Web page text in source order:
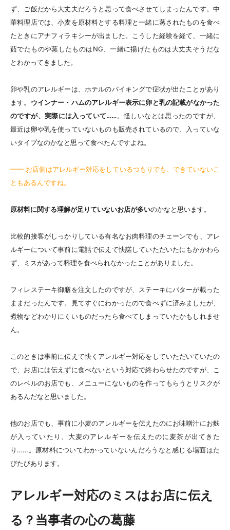
ず、ご飯だから大丈夫だろうと思って食べさせてしまったんです。中
華料理店では、小麦を原材料とする料理と一緒に蒸されたものを食べ
たときにアナフィラキシーが出ました。こうした経験を経て、一緒に
茹でたものや蒸したものはNG、一緒に揚げたものは大丈夫そうだな
とわかってきました。
卵や乳のアレルギーは、ホテルのバイキングで症状が出たことがあり
ます。 ウインナー・ハムのアレルギー表示に卵と乳の記載がなかった
のですが、実際には入っていて……。怪しいなとは思ったのですが、
最近は卵や乳を使っていないものも販売されているので、入っていな
いタイプなのかなと思って食べたんですよね。
━━ お店側はアレルギー対応をしているつもりでも、できていないこ
ともあるんですね。
原材料に関する理解が足りていないお店が多いのかなと思います。
比較的接客がしっかりしている有名なお肉料理のチェーンでも、アレ
ルギーについて事前に電話で伝えて快諾していただいたにもかかわら
ず、ミスがあって料理を食べられなかったことがありました。
フィレステーキ御膳を注文したのですが、ステーキにバターが載った
ままだったんです。見てすぐにわかったので食べずに済みましたが、
煮物などわかりにくいものだったら食べてしまっていたかもしれませ
ん。
このときは事前に伝えて快くアレルギー対応をしていただいていたの
で、お店には伝えずに食べないという対応で終わらせたのですが、こ
のレベルのお店でも、メニューにないものを作ってもらうとリスクが
あるんだなと思いました。
他のお店でも、事前に小麦のアレルギーを伝えたのにお味噌汁にお麩
が入っていたり、大麦のアレルギーを伝えたのに麦茶が出てきた
り……。原材料についてわかっていないんだろうなと感じる場面はた
びたびあります。
アレルギー対応のミスはお店に伝え
る？当事者の心の葛藤